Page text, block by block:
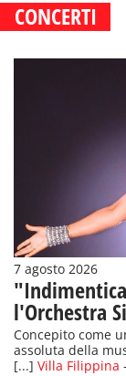
CONCERTI
7 agosto 2026
l'Orchestra
Concepito come
assoluta della
[...] Villa Filippina